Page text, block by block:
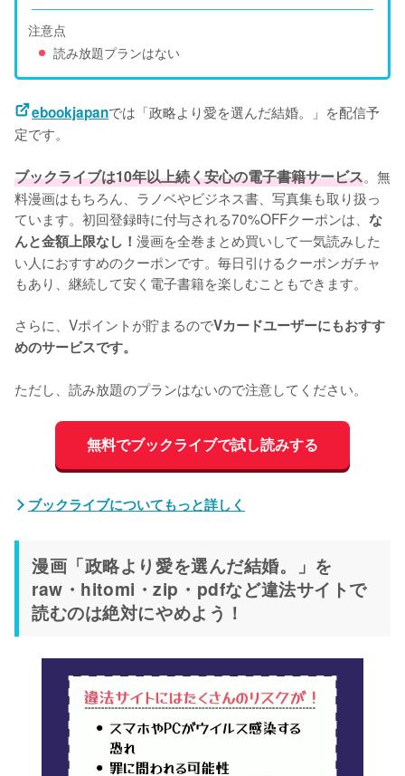
注意点
読み放題プランはない
ebookjapanでは「政略より愛を選んだ結婚。」を配信予
定です。
ブックライブは10年以上続く安心の電子書籍サービス。無
料漫画はもちろん、ラノベやビジネス書、写真集も取り扱っ
ています。初回登録時に付与される70%OFFクーポンは、 な
んと金額上限なし！ 漫画を全巻まとめ買いして一気読みした
い人におすすめのクーポンです。毎日引けるクーポンガチャ
もあり、継続して安く電子書籍を楽しむこともできます。
さらに、Vポイントが貯まるのでVカードユーザーにもおすす
めのサービスです。
ただし、読み放題のプランはないので注意してください。
無料でブックライブで試し読みする
ブックライブについてもっと詳しく
漫画「政略より愛を選んだ結婚。」を
raw・hitomi・zip・pdfなど違法サイトで
読むのは絶対にやめよう！